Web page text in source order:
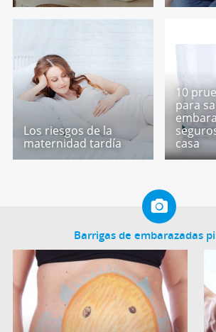
Los riesgos de la
maternidad tardía
10
para
casa
Barrigas de embarazadas